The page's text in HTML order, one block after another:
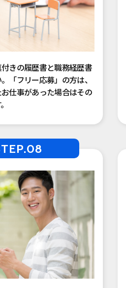
きの履歴書と職務経歴書
「フリー応募」の方は、
仕事があった場合はその